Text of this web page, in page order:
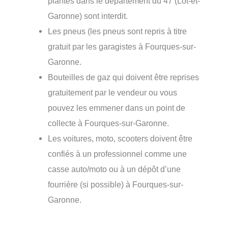
Garonne) sont interdit.
Les pneus (les pneus sont repris à titre
gratuit par les garagistes à Fourques-sur-
Garonne.
Bouteilles de gaz qui doivent être reprises
gratuitement par le vendeur ou vous
pouvez les emmener dans un point de
collecte à Fourques-sur-Garonne.
Les voitures, moto, scooters doivent être
confiés à un professionnel comme une
casse auto/moto ou à un dépôt d’une
fourrière (si possible) à Fourques-sur-
Garonne.